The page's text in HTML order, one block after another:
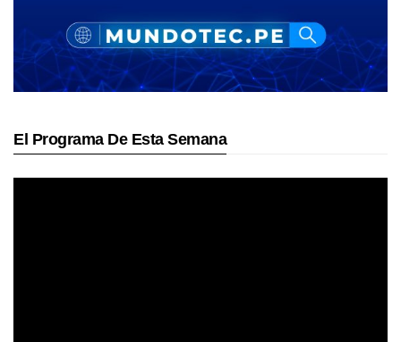
El Programa De Esta Semana